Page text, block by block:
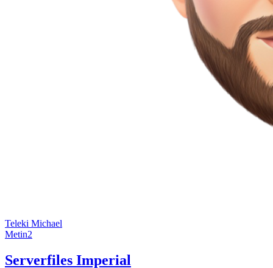
Teleki Michael
Metin2
Serverfiles Imperial